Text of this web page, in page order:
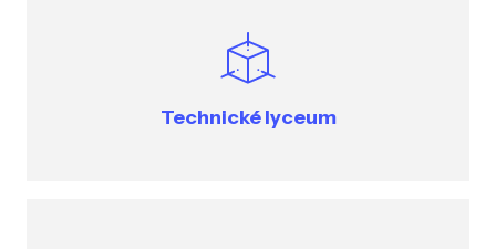
Technické lyceum